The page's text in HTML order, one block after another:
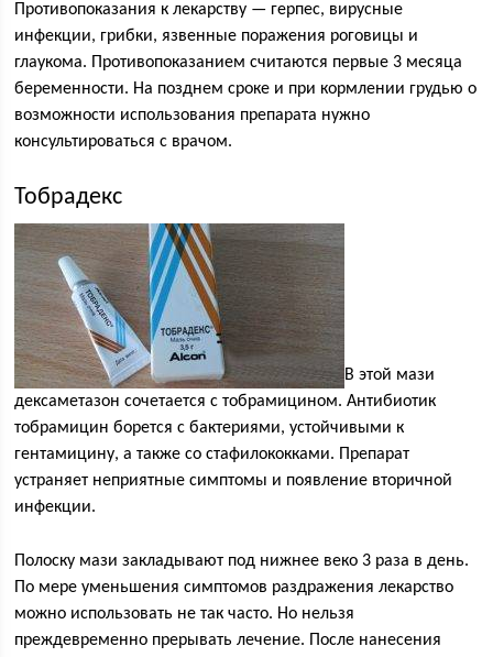
Противопоказания к лекарству — герпес, вирусные
инфекции, грибки, язвенные поражения роговицы и
глаукома. Противопоказанием считаются первые 3 месяца
беременности. На позднем сроке и при кормлении грудью о
возможности использования препарата нужно
консультироваться с врачом.
Тобрадекс
В этой мази
дексаметазон сочетается с тобрамицином. Антибиотик
тобрамицин борется с бактериями, устойчивыми к
гентамицину, а также со стафилококками. Препарат
устраняет неприятные симптомы и появление вторичной
инфекции.
Полоску мази закладывают под нижнее веко 3 раза в день.
По мере уменьшения симптомов раздражения лекарство
можно использовать не так часто. Но нельзя
преждевременно прерывать лечение. После нанесения